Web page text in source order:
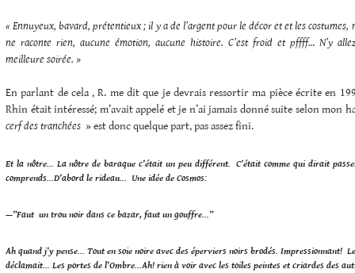
« Ennuyeux, bavard, prétentieux ; il y a de l’argent pour le décor et et les costumes,
ne raconte rien, aucune émotion, aucune histoire. C’est froid et pffff… N’y
meilleure soirée. »
En parlant de cela , R. me dit que je devrais ressortir ma pièce écrite en
Rhin était intéressé; m’avait appelé et je n’ai jamais donné suite selon mon
cerf des tranchées » est donc quelque part, pas assez fini.
Et la nôtre… La nôtre de baraque c’était un peu différent.C’était comme qui dirait
comprends…D’abord le rideau… Une idée de Cosmos:
—”Faut un trou noir dans ce bazar, faut un gouffre…”
Ah quand j’y pense… Tout en soie noire avec des éperviers noirs brodés. Impressionnant!
déclamait… Les portes de l’Ombre… Ah! rien à voir avec les toiles peintes et criardes des